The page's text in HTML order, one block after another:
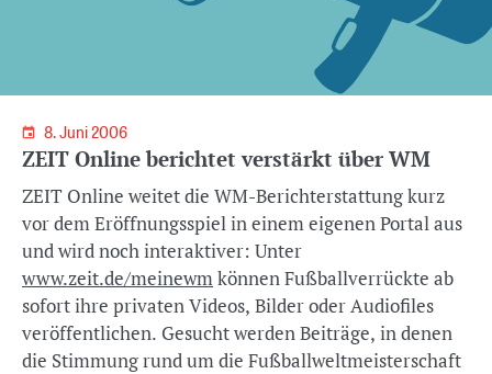
8. Juni 2006
ZEIT Online berichtet verstärkt über WM
ZEIT Online weitet die WM-Berichterstattung kurz
vor dem Eröffnungsspiel in einem eigenen Portal aus
und wird noch interaktiver: Unter
www.zeit.de/meinewmkönnen Fußballverrückte ab
sofort ihre privaten Videos, Bilder oder Audiofiles
veröffentlichen. Gesucht werden Beiträge, in denen
die Stimmung rund um die Fußballweltmeisterschaft